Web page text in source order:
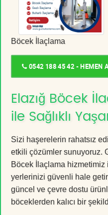
Böcek İlaçlama
0542 188 45 42 - HEMEN
Elazığ Böcek
ile Sağlıklı
Sizi haşerelerin rahatsız
etkili çözümler sunuyoruz.
Böcek İlaçlama
yerlerinizi güvenli hale
güncel ve çevre dostu
böceklerden kalıcı bir